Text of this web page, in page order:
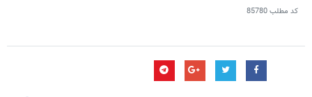
کد مطلب85780